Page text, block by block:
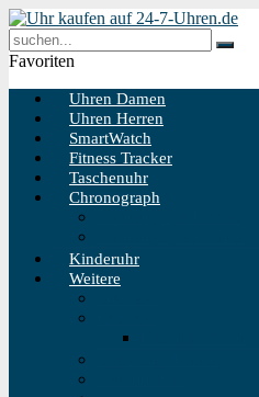
Favoriten
Uhren Damen
Uhren Herren
SmartWatch
Fitness Tracker
Taschenuhr
Chronograph
Kinderuhr
Weitere